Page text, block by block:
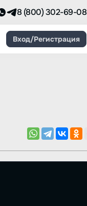
8 (800) 302-69-08
Вход/Регистрация